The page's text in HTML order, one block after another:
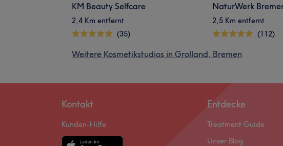
KM Beauty Selfcare
2,4 Km entfernt
(35)
NaturWerk
2,5 Km entfernt
(112)
Weitere Kosmetikstudios in Grolland, Bremen
Kontakt
Kunden-Hilfe
Entdecke
Treatment Guide
Unser Blog